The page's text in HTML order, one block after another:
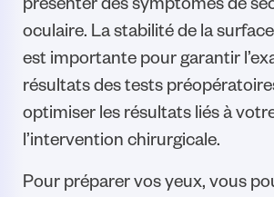
présenter des symptômes de
oculaire. La stabilité de la
est importante pour garantir
résultats des tests
optimiser les résultats liés à
l’intervention chirurgicale.
Pour préparer vos yeux, vous